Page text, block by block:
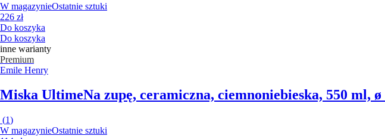
W magazynieOstatnie sztuki
226 zł
Do koszyka
Do koszyka
inne warianty
Premium
Emile Henry
Miska UltimeNa zupę, ceramiczna, ciemnoniebieska, 550 ml, ø
(1)
W magazynieOstatnie sztuki